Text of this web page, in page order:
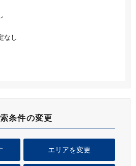
条件の変更
エリアを変更
なし